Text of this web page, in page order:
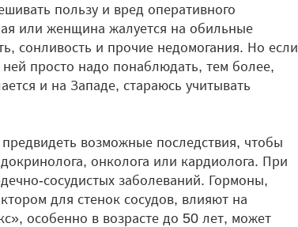
пользу и вред оперативного
или женщина жалуется на обильные
сонливость и прочие недомогания. Но если
ней просто надо понаблюдать, тем более,
и на Западе, стараюсь учитывать
возможные последствия, чтобы
онколога или кардиолога. При
сосудистых заболеваний. Гормоны,
для стенок сосудов, влияют на
особенно в возрасте до 50 лет, может